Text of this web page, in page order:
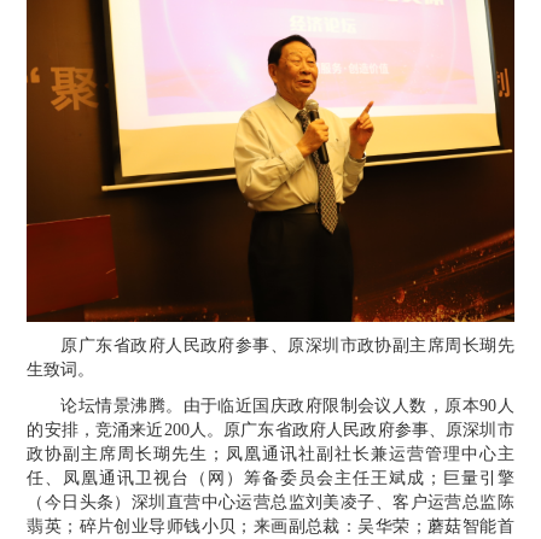
原广东省政府人民政府参事、原深圳市政协副主席周长瑚先
生致词。
论坛情景沸腾。由于临近国庆政府限制会议人数，原本90人
的安排，竞涌来近200人。
原广东省政府人民政府参事、原深圳市
政协副主席周长瑚先生；凤凰通讯社副社长兼运营管理中心主
任、凤凰通讯卫视台（网）筹备委员会主任王斌成；巨量引擎
（今日头条）深圳直营中心运营总监刘美凌子、客户运营总监陈
翡英；碎片创业导师钱小贝；来画副总裁：吴华荣；蘑菇智能首